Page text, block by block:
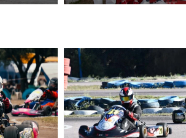
COBERTURA ESPECIAL DE E-KART.COM.AR